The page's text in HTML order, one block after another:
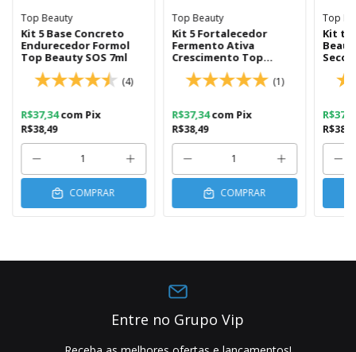
Top Beauty
Kit 5 Base Concreto
Endurecedor Formol
Top Beauty SOS 7ml
(4)
R$38,49
R$37,34com Pix
COMPRAR
Top Beauty
Kit 5 Fortalecedor
Fermento Ativa
Crescimento Top
Beauty 7ml
(1)
R$38,49
R$37,34com Pix
COMPRAR
Top
Kit
Entre no Grupo Vip